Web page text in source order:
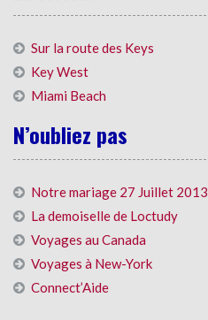
Sur la route des Keys
Key West
Miami Beach
N’oubliez pas
Notre mariage 27 Juillet 2013
La demoiselle de Loctudy
Voyages au Canada
Voyages à New-York
Connect’Aide